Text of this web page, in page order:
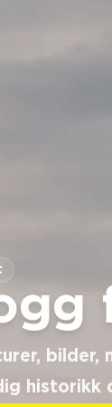
historikk